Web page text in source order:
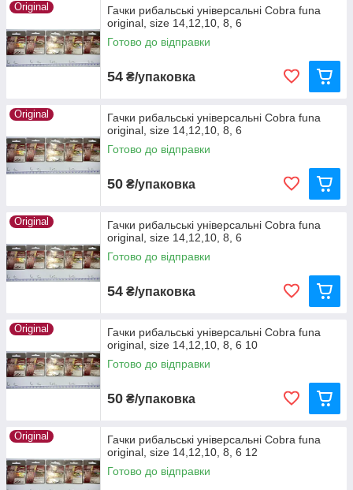
Original
Гачки рибальські універсальні Cobra funa
original, size 14,12,10, 8, 6
Готово до відправки
54 ₴/упаковка
Original
Гачки рибальські універсальні Cobra funa
original, size 14,12,10, 8, 6
Готово до відправки
50 ₴/упаковка
Original
Гачки рибальські універсальні Cobra funa
original, size 14,12,10, 8, 6
Готово до відправки
54 ₴/упаковка
Original
Гачки рибальські універсальні Cobra funa
original, size 14,12,10, 8, 6 10
Готово до відправки
50 ₴/упаковка
Original
Гачки рибальські універсальні Cobra funa
original, size 14,12,10, 8, 6 12
Готово до відправки